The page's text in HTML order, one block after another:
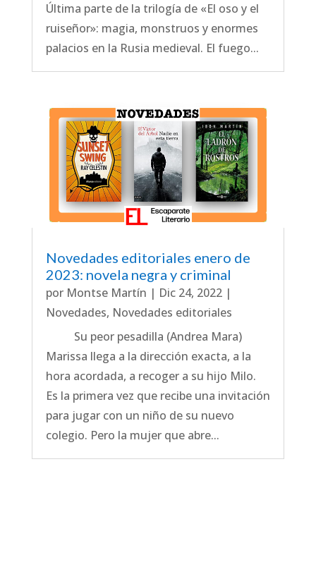
Última parte de la trilogía de «El oso y el
ruiseñor»: magia, monstruos y enormes
palacios en la Rusia medieval. El fuego...
Novedades editoriales enero de
2023: novela negra y criminal
por Montse Martín | Dic 24, 2022|
Novedades, Novedades editoriales
Su peor pesadilla (Andrea Mara)
Marissa llega a la dirección exacta, a la
hora acordada, a recoger a su hijo Milo.
Es la primera vez que recibe una invitación
para jugar con un niño de su nuevo
colegio. Pero la mujer que abre...